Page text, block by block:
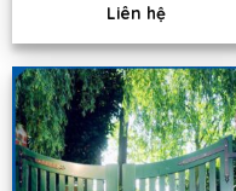
Được
hạng
0
5
sao
Liên hệ